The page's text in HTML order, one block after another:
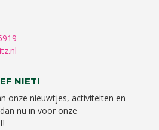
NIET!
onze nieuwtjes, activiteiten en
nu in voor onze